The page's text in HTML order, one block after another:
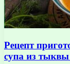
Рецепт
супа из